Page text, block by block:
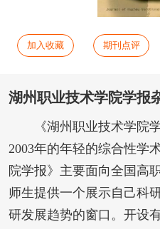
加入收藏 期刊点评
湖州职业技术学院学报
《湖州职业技术学院
2003年的年轻的综合性学
院学报》主要面向全国高
师生提供一个展示自己科
研发展趋势的窗口。开设